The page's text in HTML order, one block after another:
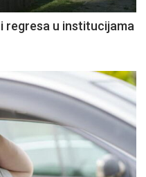
regresa u institucijama